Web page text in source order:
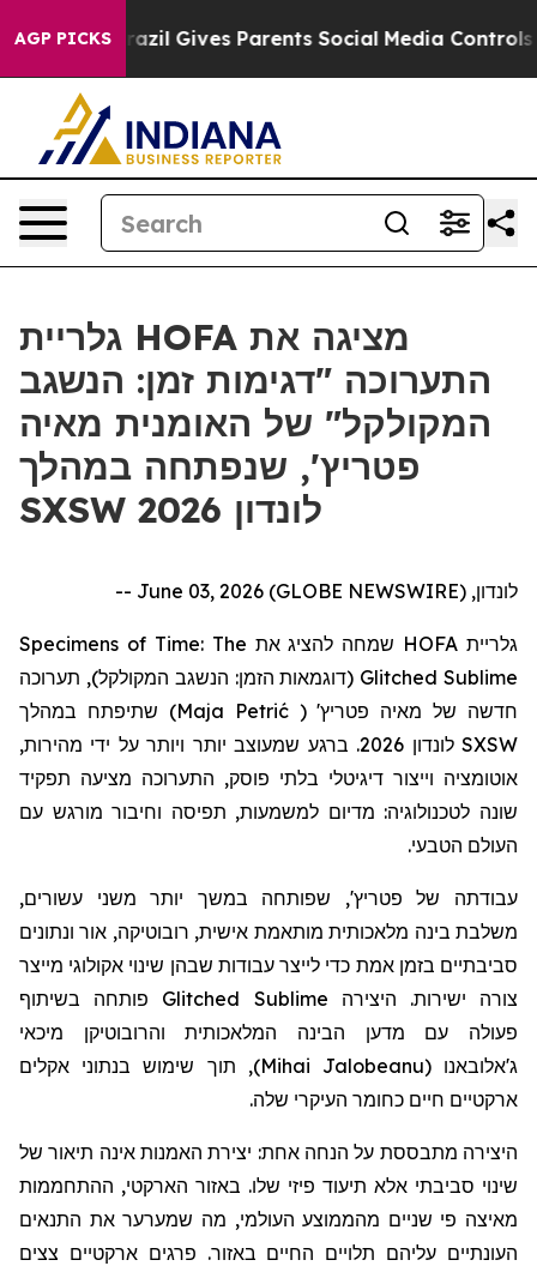
AGP PICKS
Youth Brazil Gives Parents Social Media Controls
גלריית HOFA מציגה את
התערוכה "דגימות זמן: הנשגב
המקולקל" של האומנית מאיה
פטריץ', שנפתחה במהלך
SXSW לונדון 2026
לונדון, June 03, 2026 (GLOBE NEWSWIRE) --
גלריית HOFA שמחה להציג את Specimens of Time: The
Glitched Sublime (דוגמאות הזמן: הנשגב המקולקל), תערוכה
חדשה של מאיה פטריץ'
(
Maja Petrić
) שתיפתח במהלך
SXSW
לונדון 2026. ברגע שמעוצב יותר ויותר על ידי מהירות,
אוטומציה וייצור דיגיטלי בלתי פוסק, התערוכה מציעה תפקיד
שונה לטכנולוגיה: מדיום למשמעות, תפיסה וחיבור מורגש עם
העולם הטבעי.
עבודתה של פטריץ', שפותחה במשך יותר משני עשורים,
משלבת בינה מלאכותית מותאמת אישית, רובוטיקה, אור ונתונים
סביבתיים בזמן אמת כדי לייצר עבודות שבהן שינוי אקולוגי מייצר
צורה ישירות. היצירה Glitched Sublime פותחה בשיתוף
פעולה עם מדען הבינה המלאכותית והרובוטיקן
מיכאי
ג'אלובאנו (
Mihai Jalobeanu
), תוך שימוש בנתוני אקלים
ארקטיים חיים כחומר העיקרי שלה.
היצירה מתבססת על הנחה אחת: יצירת האמנות אינה תיאור של
שינוי סביבתי אלא תיעוד פיזי שלו. באזור הארקטי, ההתחממות
מאיצה פי שניים מהממוצע העולמי, מה שמערער את התנאים
העונתיים עליהם תלויים החיים באזור. פרגים ארקטיים צצים